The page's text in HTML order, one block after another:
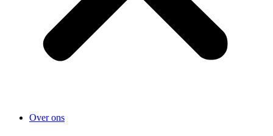
Over ons